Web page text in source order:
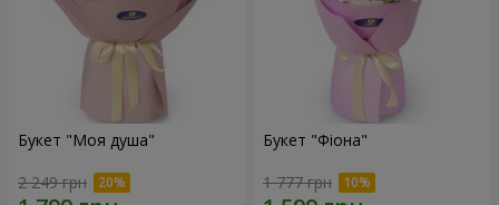
Букет "Моя душа"
2 249 грн
Букет "Фіона"
1 777 грн